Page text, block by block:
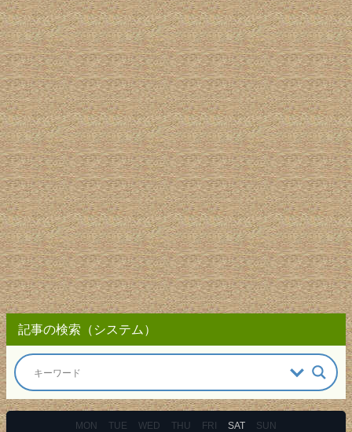
記事の検索（システム）
MON TUE WED THU FRI SAT SUN